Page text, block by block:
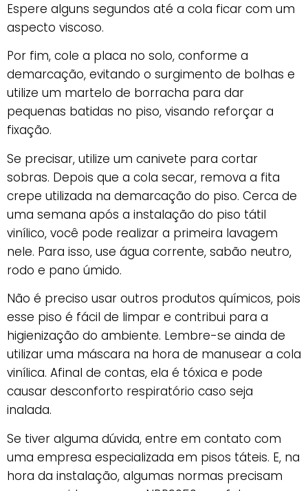
Espere alguns segundos até a cola ficar com um
aspecto viscoso.
Por fim, cole a placa no solo, conforme a
demarcação, evitando o surgimento de bolhas e
utilize um martelo de borracha para dar
pequenas batidas no piso, visando reforçar a
fixação.
Se precisar, utilize um canivete para cortar
sobras. Depois que a cola secar, remova a fita
crepe utilizada na demarcação do piso. Cerca de
uma semana após a instalação do piso tátil
vinílico, você pode realizar a primeira lavagem
nele. Para isso, use água corrente, sabão neutro,
rodo e pano úmido.
Não é preciso usar outros produtos químicos, pois
esse piso é fácil de limpar e contribui para a
higienização do ambiente. Lembre-se ainda de
utilizar uma máscara na hora de manusear a cola
vinílica. Afinal de contas, ela é tóxica e pode
causar desconforto respiratório caso seja
inalada.
Se tiver alguma dúvida, entre em contato com
uma empresa especializada em pisos táteis. E, na
hora da instalação, algumas normas precisam